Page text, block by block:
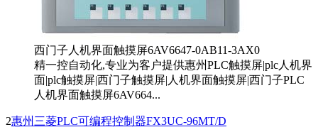
西门子人机界面触摸屏6AV6647-0AB11-3AX0
精一控自动化,专业为客户提供惠州PLC触摸屏|plc人机界
面|plc触摸屏|西门子触摸屏|人机界面触摸屏|西门子PLC
人机界面触摸屏6AV664...
2惠州三菱PLC可编程控制器FX3UC-96MT/D